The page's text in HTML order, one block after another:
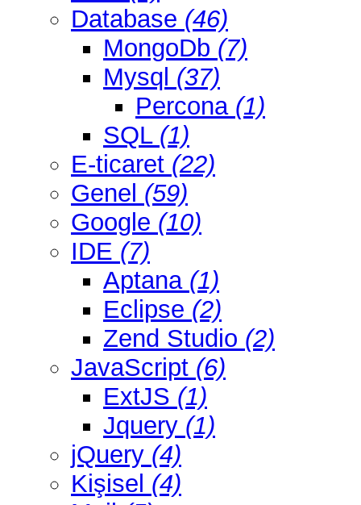
Database (46)
MongoDb (7)
Mysql (37)
Percona (1)
SQL (1)
E-ticaret (22)
Genel (59)
Google (10)
IDE (7)
Aptana (1)
Eclipse (2)
Zend Studio (2)
JavaScript (6)
ExtJS (1)
Jquery (1)
jQuery (4)
Kişisel (4)